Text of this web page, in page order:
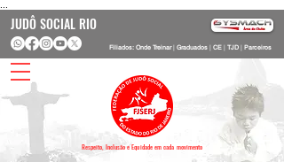
JUDÔ SOCIAL RIO
Filiados: Onde Treinar| Graduados | CE | TJD | Parceiros
Respeito, Inclusão e Equidade em cada movimento